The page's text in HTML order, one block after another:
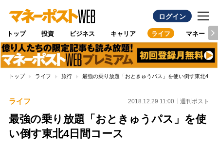
ログイン
トップ 投資 ビジネス キャリア ライフ マネー
トップ ライフ 旅行 最強の乗り放題「おときゅうパス」を使い倒す東北4日
ライフ 2018.12.29 11:00 週刊ポスト
最強の乗り放題「おときゅうパス」を使
い倒す東北4日間コース